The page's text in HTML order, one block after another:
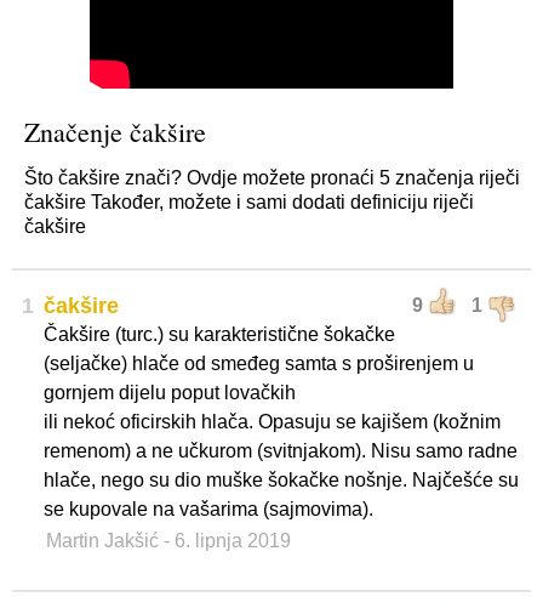
Značenje čakšire
Što čakšire znači? Ovdje možete pronaći 5 značenja riječi
čakšire Također, možete i sami dodati definiciju riječi
čakšire
1 9 1
čakšire
Čakšire (turc.) su karakteristične šokačke
(seljačke) hlače od smeđeg samta s proširenjem u
gornjem dijelu poput lovačkih
ili nekoć oficirskih hlača. Opasuju se kajišem (kožnim
remenom) a ne učkurom (svitnjakom). Nisu samo radne
hlače, nego su dio muške šokačke nošnje. Najčešće su
se kupovale na vašarima (sajmovima).
Martin Jakšić - 6. lipnja 2019